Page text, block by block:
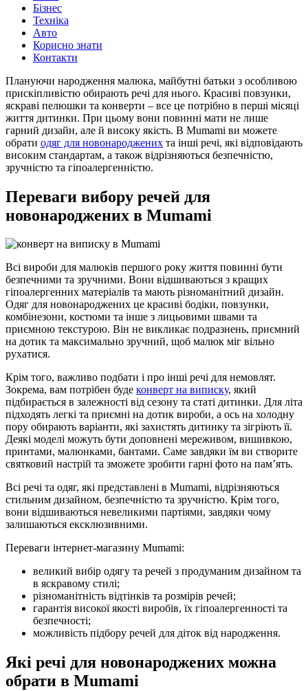
Бізнес
Техніка
Авто
Корисно знати
Контакти
Плануючи народження малюка, майбутні батьки з особливою
прискіпливістю обирають речі для нього. Красиві повзунки,
яскраві пелюшки та конверти – все це потрібно в перші місяці
життя дитинки. При цьому вони повинні мати не лише
гарний дизайн, але й високу якість. В Mumami ви можете
обрати одяг для новонароджених та інші речі, які відповідають
високим стандартам, а також відрізняються безпечністю,
зручністю та гіпоалергенністю.
Переваги вибору речей для
новонароджених в Mumami
Всі вироби для малюків першого року життя повинні бути
безпечними та зручними. Вони відшиваються з кращих
гіпоалергенних матеріалів та мають різноманітний дизайн.
Одяг для новонароджених це красиві бодіки, повзунки,
комбінезони, костюми та інше з лицьовими швами та
приємною текстурою. Він не викликає подразнень, приємний
на дотик та максимально зручний, щоб малюк міг вільно
рухатися.
Крім того, важливо подбати і про інші речі для немовлят.
Зокрема, вам потрібен буде конверт на виписку, який
підбирається в залежності від сезону та статі дитинки. Для літа
підходять легкі та приємні на дотик вироби, а ось на холодну
пору обирають варіанти, які захистять дитинку та зігріють її.
Деякі моделі можуть бути доповнені мереживом, вишивкою,
принтами, малюнками, бантами. Саме завдяки їм ви створите
святковий настрій та зможете зробити гарні фото на пам’ять.
Всі речі та одяг, які представлені в Mumami, відрізняються
стильним дизайном, безпечністю та зручністю. Крім того,
вони відшиваються невеликими партіями, завдяки чому
залишаються ексклюзивними.
Переваги інтернет-магазину Mumami:
великий вибір одягу та речей з продуманим дизайном та
в яскравому стилі;
різноманітність відтінків та розмірів речей;
гарантія високої якості виробів, їх гіпоалергенності та
безпечності;
можливість підбору речей для діток від народження.
Які речі для новонароджених можна
обрати в Mumami